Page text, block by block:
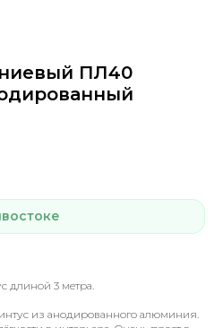
ПЛ40
длиной 3 метра.
из анодированного алюминия.